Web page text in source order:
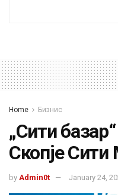
Home Бизнис
„Сити
Скопје
by Admin0t January 24,